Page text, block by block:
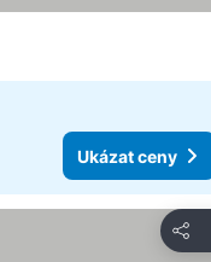
Ukázat ceny
Sdílet